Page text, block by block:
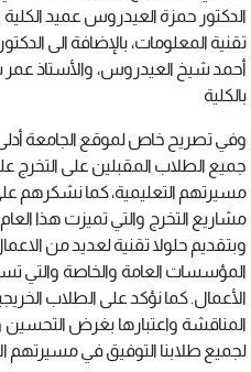
الدكتور حمزة العيدروس عميد
تقنية المعلومات، بالإضافة الى
أحمد شيخ العيدروس، والأستاذ عمر
بالكلية
وفي تصريح خاص لموقع الجامعة أدلى
جميع الطلاب المقبلين على التخرج
مسيرتهم التعليمية، كما نشكرهم
مشاريع التخرج والتي تميزت هذا
وبتقديم حلولا تقنية لعديد من
المؤسسات العامة والخاصة
الأعمال. كما نؤكد على الطلاب
المناقشة واعتبارها بغرض التحسين
لجميع طلابنا التوفيق في مسيرتهم